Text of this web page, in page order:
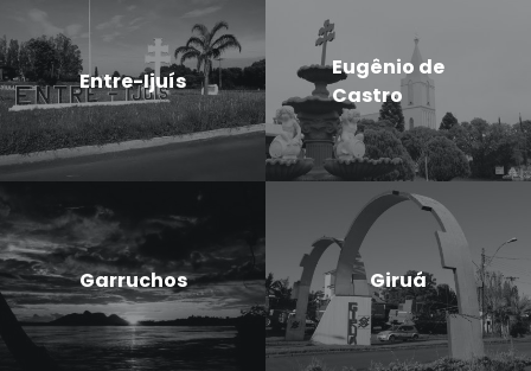
Entre-Ijuís
Eugênio de
Castro
Garruchos Giruá